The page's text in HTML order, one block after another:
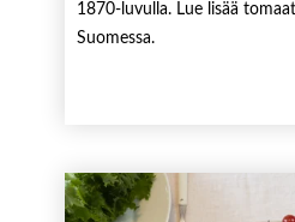
1870-luvulla. Lue lisää
Suomessa.